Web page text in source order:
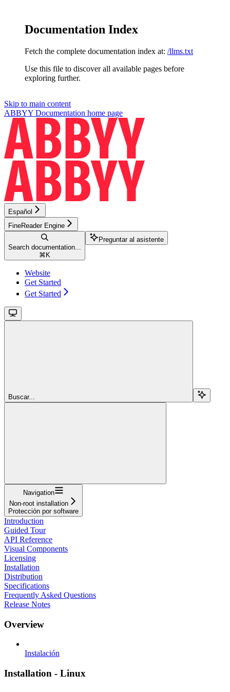
Documentation Index
Fetch the complete documentation index at: /llms.txt
Use this file to discover all available pages before
exploring further.
Skip to main content
ABBYY Documentation home page
Español
FineReader Engine
Search documentation...
⌘ K
Preguntar al asistente
Website
Get Started
Get Started
Buscar...
Navigation
Non-root installation
Protección por software
Introduction
Guided Tour
API Reference
Visual Components
Licensing
Installation
Distribution
Specifications
Frequently Asked Questions
Release Notes
Overview
Instalación
Installation - Linux